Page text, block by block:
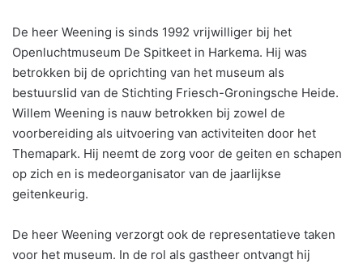
De heer Weening is sinds 1992 vrijwilliger bij het
Openluchtmuseum De Spitkeet in Harkema. Hij was
betrokken bij de oprichting van het museum als
bestuurslid van de Stichting Friesch-Groningsche Heide.
Willem Weening is nauw betrokken bij zowel de
voorbereiding als uitvoering van activiteiten door het
Themapark. Hij neemt de zorg voor de geiten en schapen
op zich en is medeorganisator van de jaarlijkse
geitenkeurig.
De heer Weening verzorgt ook de representatieve taken
voor het museum. In de rol als gastheer ontvangt hij